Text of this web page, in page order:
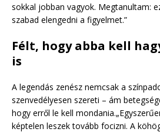
sokkal jobban vagyok. Megtanultam:
szabad elengedni a figyelmet.”
Félt, hogy abba kell
is
A legendás zenész nemcsak a
szenvedélyesen szereti – ám
hogy erről le kell
képtelen leszek tovább focizni. A